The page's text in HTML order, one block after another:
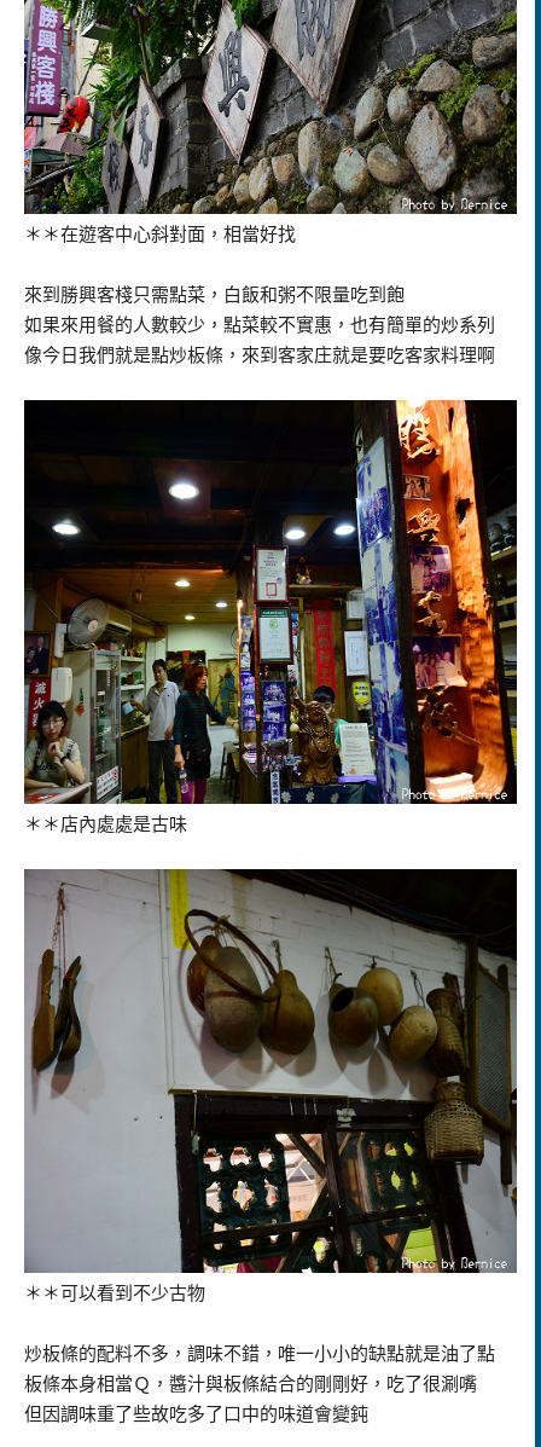
＊＊在遊客中心斜對面，相當好找
來到勝興客棧只需點菜，白飯和粥不限量吃到飽
如果來用餐的人數較少，點菜較不實惠，也有簡單的炒系列
像今日我們就是點炒板條，來到客家庄就是要吃客家料理啊
＊＊店內處處是古味
＊＊可以看到不少古物
炒板條的配料不多，調味不錯，唯一小小的缺點就是油了點
板條本身相當Ｑ，醬汁與板條結合的剛剛好，吃了很涮嘴
但因調味重了些故吃多了口中的味道會變鈍